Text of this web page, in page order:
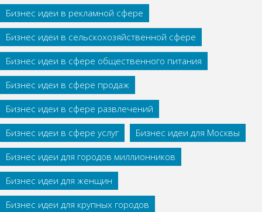
Бизнес идеи в рекламной сфере
Бизнес идеи в сельскохозяйственной сфере
Бизнес идеи в сфере общественного питания
Бизнес идеи в сфере продаж
Бизнес идеи в сфере развлечений
Бизнес идеи в сфере услуг
Бизнес идеи для Москвы
Бизнес идеи для городов миллионников
Бизнес идеи для женщин
Бизнес идеи для крупных городов